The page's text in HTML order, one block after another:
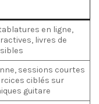
en ligne,
livres de
sessions courtes
ciblés sur
guitare